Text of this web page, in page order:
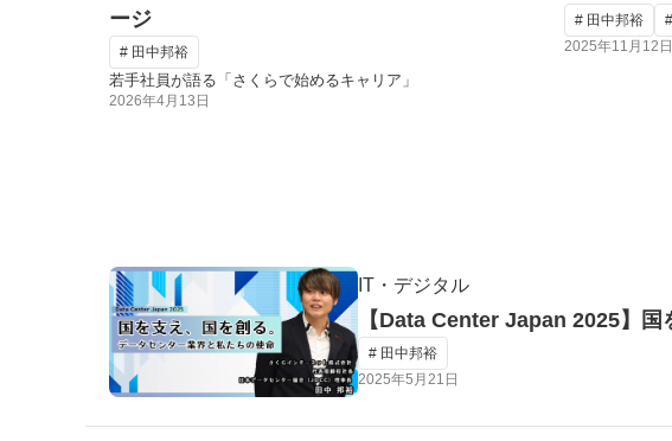
ージ
# 田中邦裕
若手社員が語る「さくらで始めるキャリア」
2026年4月13日
# 田中邦裕
2025年11月12日
IT・デジタル
【Data Center Japan 2025】
# 田中邦裕
2025年5月21日